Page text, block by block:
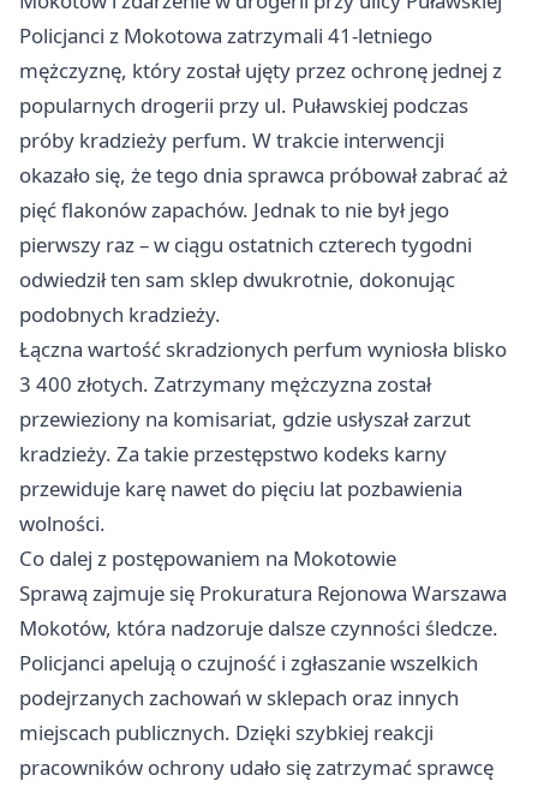
Policjanci z Mokotowa zatrzymali 41-letniego
mężczyznę, który został ujęty przez ochronę jednej z
popularnych drogerii przy ul. Puławskiej podczas
próby kradzieży perfum. W trakcie interwencji
okazało się, że tego dnia sprawca próbował zabrać aż
pięć flakonów zapachów. Jednak to nie był jego
pierwszy raz – w ciągu ostatnich czterech tygodni
odwiedził ten sam sklep dwukrotnie, dokonując
podobnych kradzieży.
Łączna wartość skradzionych perfum wyniosła blisko
3 400 złotych. Zatrzymany mężczyzna został
przewieziony na komisariat, gdzie usłyszał zarzut
kradzieży. Za takie przestępstwo kodeks karny
przewiduje karę nawet do pięciu lat pozbawienia
wolności.
Co dalej z postępowaniem na Mokotowie
Sprawą zajmuje się Prokuratura Rejonowa Warszawa
Mokotów, która nadzoruje dalsze czynności śledcze.
Policjanci apelują o czujność i zgłaszanie wszelkich
podejrzanych zachowań w sklepach oraz innych
miejscach publicznych. Dzięki szybkiej reakcji
pracowników ochrony udało się zatrzymać sprawcę